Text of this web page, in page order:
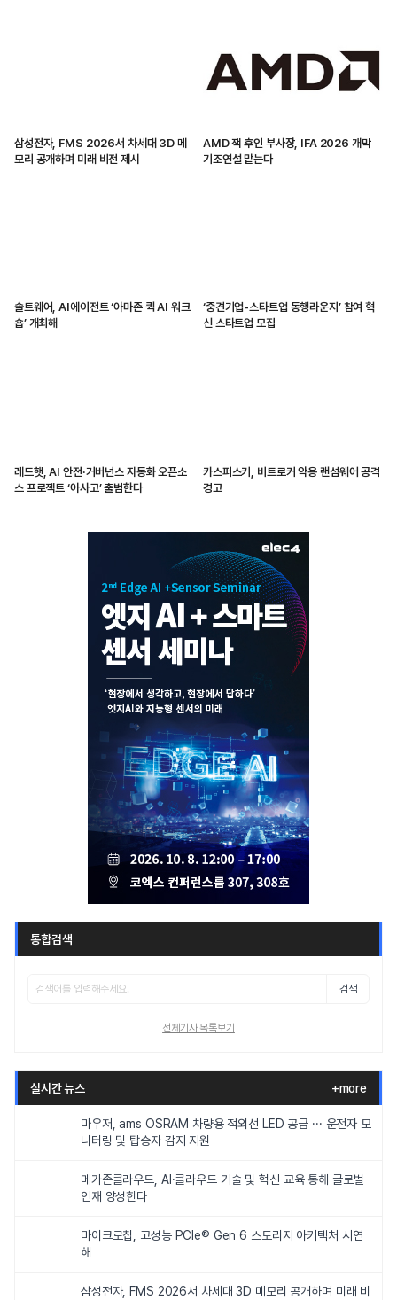
삼성전자, FMS 2026서 차세대 3D 메
모리 공개하며 미래 비전 제시
AMD 잭 후인 부사장, IFA 2026 개막
기조연설 맡는다
솔트웨어, AI에이전트 ‘아마존 퀵 AI 워크
숍’ 개최해
‘중견기업-스타트업 동행라운지’ 참여 혁
신 스타트업 모집
레드햇, AI 안전·거버넌스 자동화 오픈소
스 프로젝트 ‘아사고’ 출범한다
카스퍼스키, 비트로커 악용 랜섬웨어 공격
경고
통합검색
검색
전체기사 목록보기
실시간 뉴스 +more
마우저, ams OSRAM 차량용 적외선 LED 공급 ··· 운전자 모
니터링 및 탑승자 감지 지원
메가존클라우드, AI·클라우드 기술 및 혁신 교육 통해 글로벌
인재 양성한다
마이크로칩, 고성능 PCIe® Gen 6 스토리지 아키텍처 시연
해
삼성전자, FMS 2026서 차세대 3D 메모리 공개하며 미래 비